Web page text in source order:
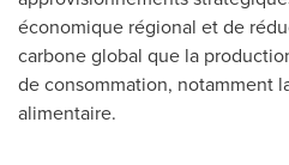
économique régional et de
carbone global que la
de consommation, notamment
alimentaire.